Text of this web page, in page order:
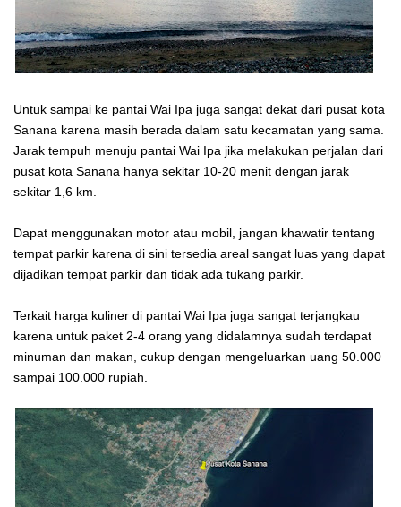
Untuk sampai ke pantai Wai Ipa juga sangat dekat dari pusat kota
Sanana karena masih berada dalam satu kecamatan yang sama.
Jarak tempuh menuju pantai Wai Ipa jika melakukan perjalan dari
pusat kota Sanana hanya sekitar 10-20 menit dengan jarak
sekitar 1,6 km.
Dapat menggunakan motor atau mobil, jangan khawatir tentang
tempat parkir karena di sini tersedia areal sangat luas yang dapat
dijadikan tempat parkir dan tidak ada tukang parkir.
Terkait harga kuliner di pantai Wai Ipa juga sangat terjangkau
karena untuk paket 2-4 orang yang didalamnya sudah terdapat
minuman dan makan, cukup dengan mengeluarkan uang 50.000
sampai 100.000 rupiah.